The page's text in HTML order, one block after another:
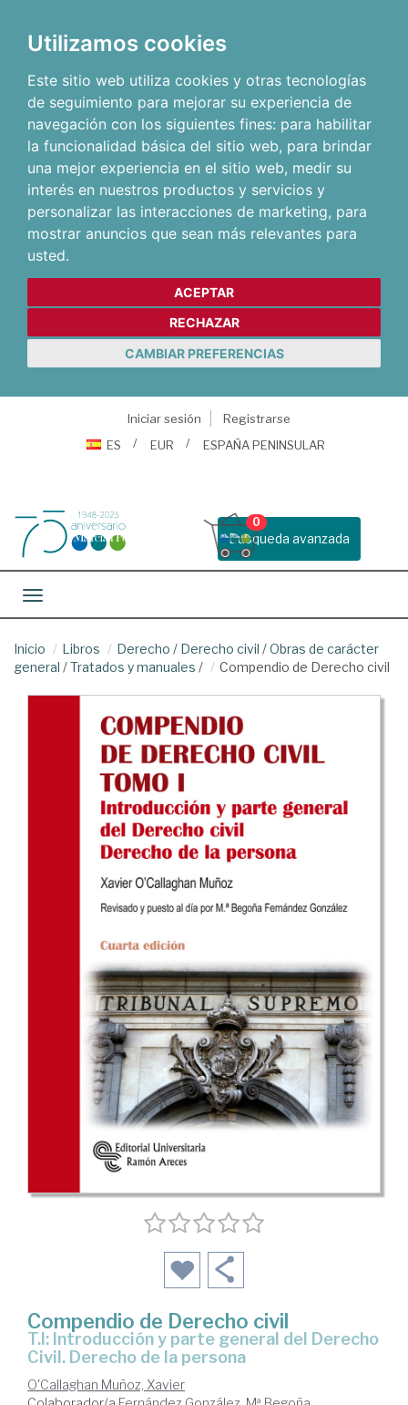
Utilizamos cookies
Este sitio web utiliza cookies y otras tecnologías
de seguimiento para mejorar su experiencia de
navegación con los siguientes fines: para habilitar
la funcionalidad básica del sitio web, para brindar
una mejor experiencia en el sitio web, medir su
interés en nuestros productos y servicios y
personalizar las interacciones de marketing, para
mostrar anuncios que sean más relevantes para
usted.
ACEPTAR
RECHAZAR
CAMBIAR PREFERENCIAS
Iniciar sesión
Registrarse
ES
EUR ESPAÑA PENINSULAR
Busqueda avanzada
0
Toggle navigation
Inicio Libros Derecho / Derecho civil /Obras de carácter
general /Tratados y manuales / Compendio de Derecho civil
Compendio de Derecho civil
T.I: Introducción y parte general del Derecho
Civil. Derecho de la persona
O'Callaghan Muñoz, Xavier